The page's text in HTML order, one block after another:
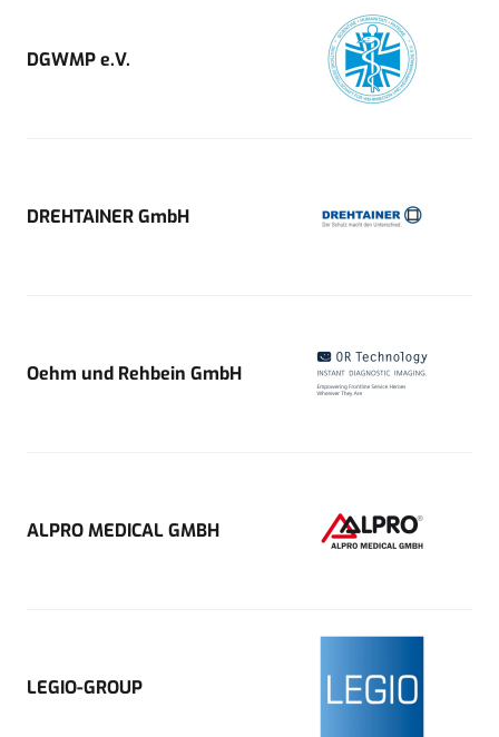
DGWMP e.V.
DREHTAINER GmbH
Oehm und Rehbein GmbH
ALPRO MEDICAL GMBH
LEGIO-GROUP